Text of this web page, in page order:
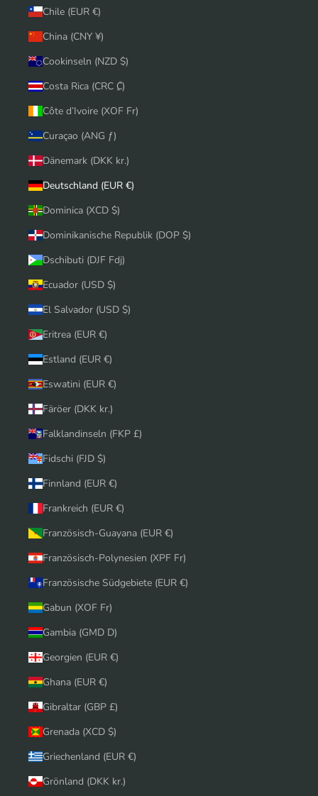
Chile (EUR €)
China (CNY ¥)
Cookinseln (NZD $)
Costa Rica (CRC ₡)
Côte d’Ivoire (XOF Fr)
Curaçao (ANG ƒ)
Dänemark (DKK kr.)
Deutschland (EUR €)
Dominica (XCD $)
Dominikanische Republik (DOP $)
Dschibuti (DJF Fdj)
Ecuador (USD $)
El Salvador (USD $)
Eritrea (EUR €)
Estland (EUR €)
Eswatini (EUR €)
Färöer (DKK kr.)
Falklandinseln (FKP £)
Fidschi (FJD $)
Finnland (EUR €)
Frankreich (EUR €)
Französisch-Guayana (EUR €)
Französisch-Polynesien (XPF Fr)
Französische Südgebiete (EUR €)
Gabun (XOF Fr)
Gambia (GMD D)
Georgien (EUR €)
Ghana (EUR €)
Gibraltar (GBP £)
Grenada (XCD $)
Griechenland (EUR €)
Grönland (DKK kr.)